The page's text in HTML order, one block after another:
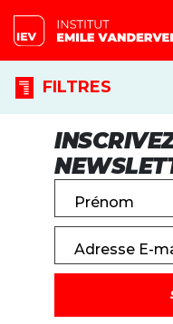
FILTRES
Prénom
Adresse E-